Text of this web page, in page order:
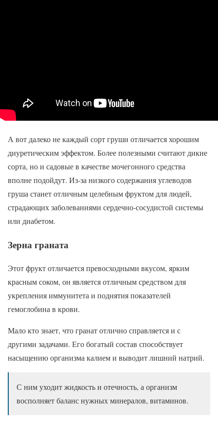
А вот далеко не каждый сорт груши отличается хорошим
диуретическим эффектом. Более полезными считают дикие
сорта, но и садовые в качестве мочегонного средства
вполне подойдут. Из-за низкого содержания углеводов
груша станет отличным целебным фруктом для людей,
страдающих заболеваниями сердечно-сосудистой системы
или диабетом.
Зерна граната
Этот фрукт отличается превосходными вкусом, ярким
красным соком, он является отличным средством для
укрепления иммунитета и поднятия показателей
гемоглобина в крови.
Мало кто знает, что гранат отлично справляется и с
другими задачами. Его богатый состав способствует
насыщению организма калием и выводит лишний натрий.
С ним уходит жидкость и отечность, а организм
восполняет баланс нужных минералов, витаминов.